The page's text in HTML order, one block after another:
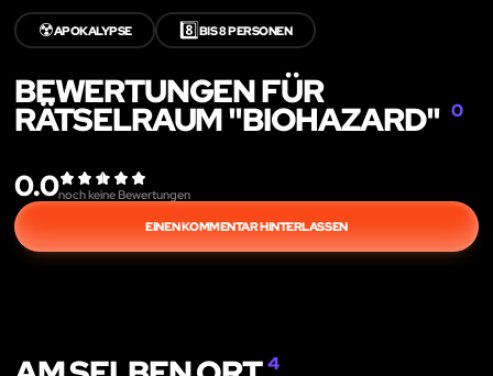
☢️APOKALYPSE 8️⃣BIS 8 PERSONEN
BEWERTUNGEN FÜR
RÄTSELRAUM "BIOHAZARD" 0
0.0noch keine Bewertungen
EINEN KOMMENTAR HINTERLASSEN
4